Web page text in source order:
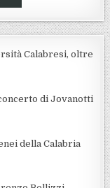
Calabresi, oltre
di Jovanotti
della Calabria